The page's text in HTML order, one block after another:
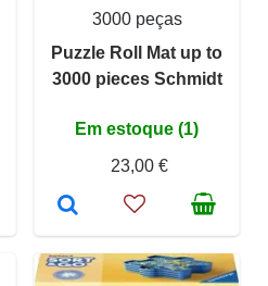
3000 peças
Puzzle Roll Mat up to
3000 pieces Schmidt
Em estoque (1)
23,00 €